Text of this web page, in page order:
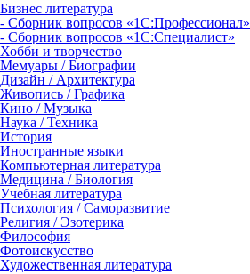
Бизнес литература
- Сборник вопросов «1С:Профессионал»
- Сборник вопросов «1С:Специалист»
Хобби и творчество
Мемуары / Биографии
Дизайн / Архитектура
Живопись / Графика
Кино / Музыка
Наука / Техника
История
Иностранные языки
Компьютерная литература
Медицина / Биология
Учебная литература
Психология / Саморазвитие
Религия / Эзотерика
Философия
Фотоискусство
Художественная литература